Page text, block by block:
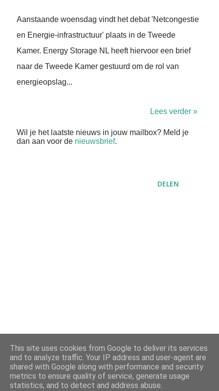
Aanstaande woensdag vindt het debat 'Netcongestie
en Energie-infrastructuur' plaats in de Tweede
Kamer. Energy Storage NL heeft hiervoor een brief
naar de Tweede Kamer gestuurd om de rol van
energieopslag...
Lees verder »
Wil je het laatste nieuws in jouw mailbox? Meld je
dan aan voor de nieuwsbrief.
DELEN
This site uses cookies from Google to deliver its services
and to analyze traffic. Your IP address and user-agent are
shared with Google along with performance and security
metrics to ensure quality of service, generate usage
statistics, and to detect and address abuse.